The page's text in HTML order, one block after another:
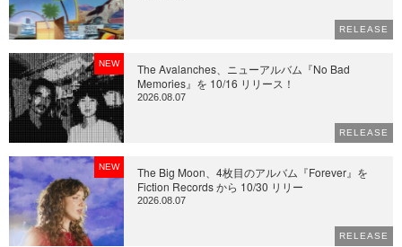
RELEASE
NEW
The Avalanches、ニューアルバム『No Bad
Memories』を 10/16 リリース！
2026.08.07
RELEASE
NEW
The Big Moon、4枚目のアルバム『Forever』を
Fiction Records から 10/30 リリー
2026.08.07
RELEASE